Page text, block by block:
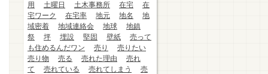
用
土曜日 土木事務所 在宅
在
宅ワーク
在宅率 地元 地名
地
域密着
地域連絡会 地球
地鎮
祭
坪 埋設 堅固 壁紙
売って
も住めるんだワン
売り
売りたい
売り物
売る 売れた理由
売れ
て
売れている 売れてしまう
売